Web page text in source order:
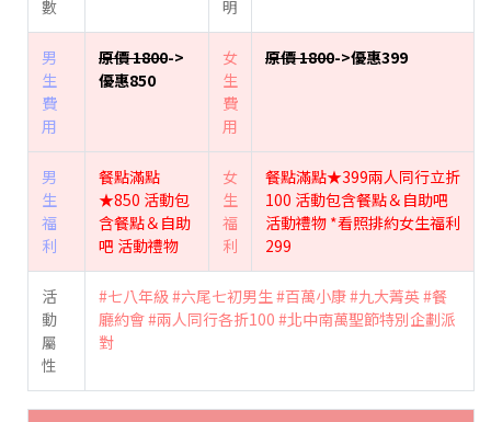
數 明
男
生
費
用
原價 1800->
優惠850
女
生
費
用
原價 1800->優惠399
男
生
福
利
餐點滿點
★850 活動包
含餐點＆自助
吧 活動禮物
女
生
福
利
餐點滿點★399兩人同行立折
100 活動包含餐點＆自助吧
活動禮物 *看照排約女生福利
299
活
動
屬
性
#七八年級 #六尾七初男生#百萬小康#九大菁英#餐
廳約會#兩人同行各折100 #北中南萬聖節特別企劃派
對